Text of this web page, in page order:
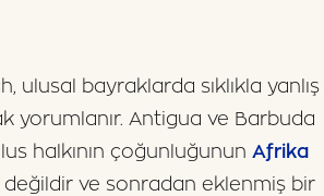
ulusal bayraklarda sıklıkla yanlış
yorumlanır. Antigua ve Barbuda
halkının çoğunluğunun Afrika
değildir ve sonradan eklenmiş bir